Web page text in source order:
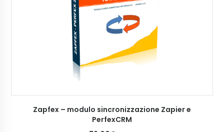
AGGIUNGI AL CARRELLO
Zapfex – modulo sincronizzazione Zapier e
PerfexCRM